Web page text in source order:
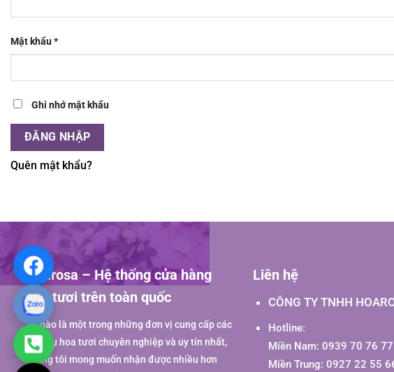
Mật khẩu*Bắt
buộc
Ghi nhớ mật khẩu
ĐĂNG NHẬP
Quên mật khẩu?
Hoarosa – Hệ thống cửa hàng
hoa tươi trên toàn quốc
Tự hào là một trong những đơn vị cung cấp các
dịch vụ hoa tươi chuyên nghiệp và uy tín nhất,
chúng tôi mong muốn nhận được nhiều hơn
Liên hệ
CÔNG TY TNHH
Hotline:
Miền Nam: 0939 70 76 77
Miền Trung: 0927 22 55